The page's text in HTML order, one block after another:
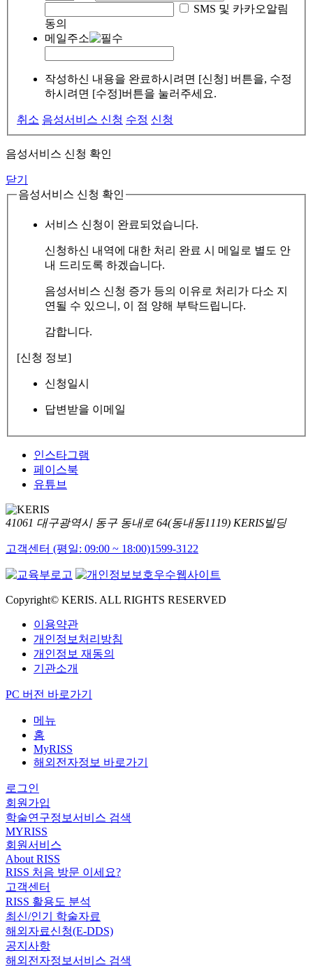
SMS 및 카카오알림
동의
메일주소
작성하신 내용을 완료하시려면 [신청] 버튼을, 수정
하시려면 [수정]버튼을 눌러주세요.
취소 음성서비스 신청 수정 신청
음성서비스 신청 확인
닫기
음성서비스 신청 확인
서비스 신청이 완료되었습니다.
신청하신 내역에 대한 처리 완료 시 메일로 별도 안
내 드리도록 하겠습니다.
음성서비스 신청 증가 등의 이유로 처리가 다소 지
연될 수 있으니, 이 점 양해 부탁드립니다.
감합니다.
[신청 정보]
신청일시
답변받을 이메일
인스타그램
페이스북
유튜브
41061 대구광역시 동구 동내로 64(동내동1119) KERIS빌딩
고객센터 (평일: 09:00 ~ 18:00)1599-3122
Copyright© KERIS. ALL RIGHTS RESERVED
이용약관
개인정보처리방침
개인정보 재동의
기관소개
PC 버전 바로가기
메뉴
홈
MyRISS
해외전자정보 바로가기
로그인
회원가입
학술연구정보서비스 검색
MYRISS
회원서비스
About RISS
RISS 처음 방문 이세요?
고객센터
RISS 활용도 분석
최신/인기 학술자료
해외자료신청(E-DDS)
공지사항
해외전자정보서비스 검색